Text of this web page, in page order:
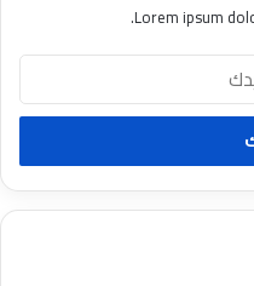
Lorem ipsum